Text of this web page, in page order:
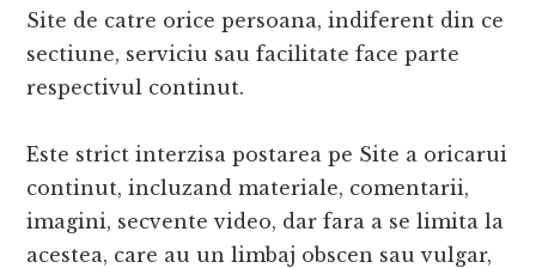
Site de catre orice persoana, indiferent din ce
sectiune, serviciu sau facilitate face parte
respectivul continut.
Este strict interzisa postarea pe Site a oricarui
continut, incluzand materiale, comentarii,
imagini, secvente video, dar fara a se limita la
acestea, care au un limbaj obscen sau vulgar,